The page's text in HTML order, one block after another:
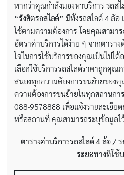
หากว่าคุณกำลังมองหาบริการ รถส
“รังสิตรถสไลด์” มีทั้งรถสไลด์ 4 ล้อ
ใช้ตามความต้องการ โดยคุณสามา
อัตราค่าบริการได้ง่าย ๆ จากตารา
ใจในการใช้บริการของคุณเป็นไปได้
เลือกใช้บริการรถสไลด์ราคาถูกคุณ
สนองทุกความต้องการขนย้ายของ
ความต้องการขนย้ายในทุกสถานกา
088-9578888 เพื่อแจ้งรายละเอีย
หรือสถานที่ คุณสามารถระบุข้อมูลไ
ตารางค่าบริการรถสไลด์4 ล้อ / ร
ระยะทางที่ใช้